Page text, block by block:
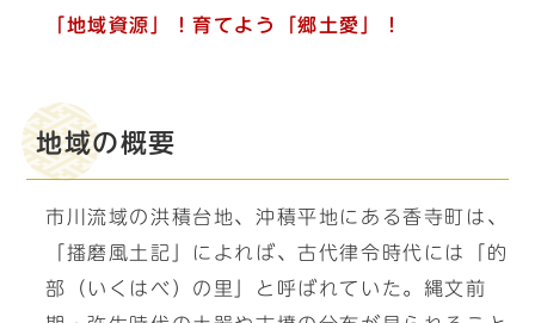
「地域資源」！育てよう「郷土愛」！
地域の概要
市川流域の洪積台地、沖積平地にある香寺町は、
「播磨風土記」によれば、古代律令時代には「的
部（いくはべ）の里」と呼ばれていた。縄文前